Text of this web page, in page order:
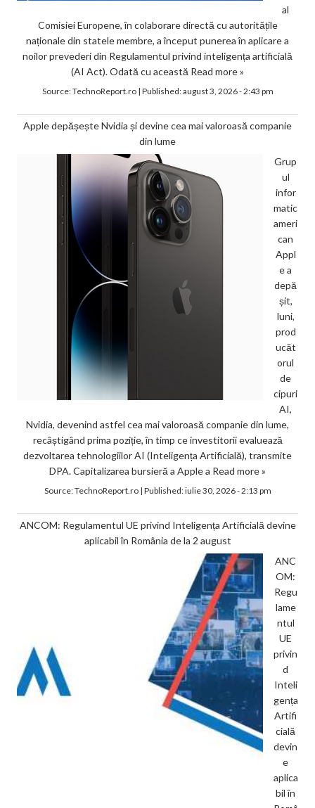
al
Comisiei Europene, în colaborare directă cu autoritățile
naționale din statele membre, a început punerea în aplicare a
noilor prevederi din Regulamentul privind inteligența artificială
(AI Act). Odată cu această Read more »
Source:TechnoReport.ro| Published:august 3, 2026 - 2:43 pm
Apple depășește Nvidia și devine cea mai valoroasă companie
din lume
Grup
ul
infor
matic
ameri
can
Appl
e a
depă
șit,
luni,
prod
ucăt
orul
de
cipuri
AI,
Nvidia, devenind astfel cea mai valoroasă companie din lume,
recâștigând prima poziție, în timp ce investitorii evaluează
dezvoltarea tehnologiilor AI (Inteligența Artificială), transmite
DPA. Capitalizarea bursieră a Apple a Read more »
Source:TechnoReport.ro| Published:iulie 30, 2026 - 2:13 pm
ANCOM: Regulamentul UE privind Inteligența Artificială devine
aplicabil în România de la 2 august
ANC
OM:
Regu
lame
ntul
UE
privin
d
Inteli
gența
Artifi
cială
devin
e
aplica
bil în